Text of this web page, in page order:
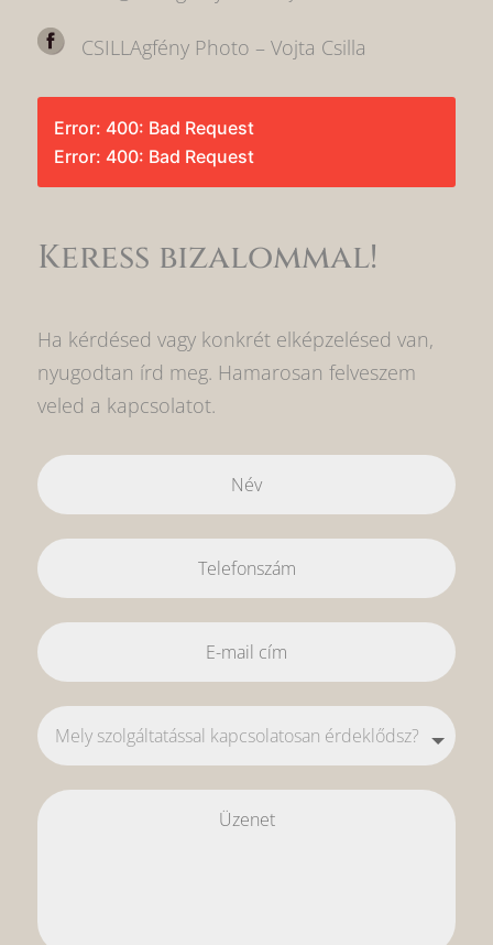
CSILLAgfény Photo – Vojta Csilla
Error: 400: Bad Request
Error: 400: Bad Request
Keress bizalommal!
Ha kérdésed vagy konkrét elképzelésed van,
nyugodtan írd meg. Hamarosan felveszem
veled a kapcsolatot.